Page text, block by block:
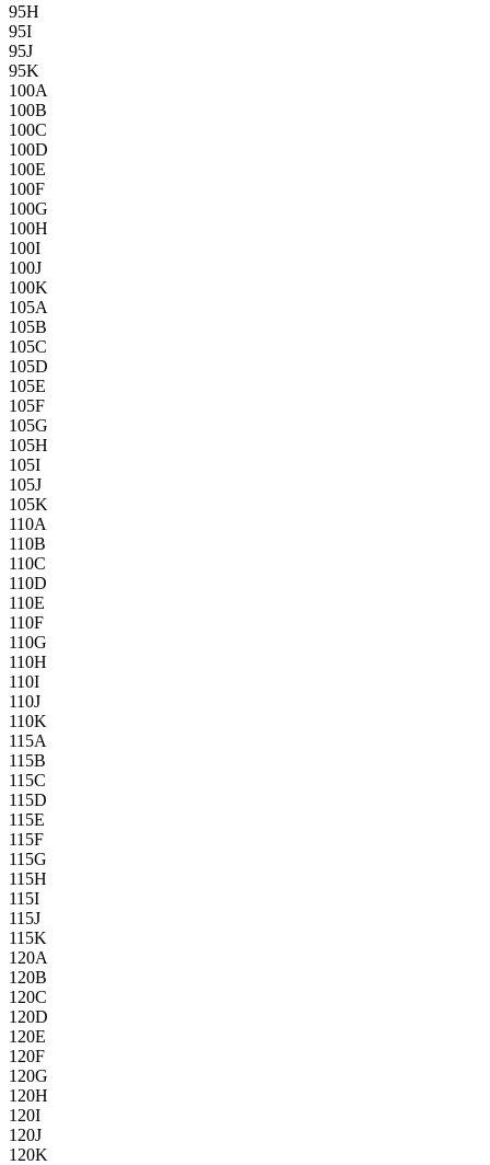
95H
95I
95J
95K
100A
100B
100C
100D
100E
100F
100G
100H
100I
100J
100K
105A
105B
105C
105D
105E
105F
105G
105H
105I
105J
105K
110A
110B
110C
110D
110E
110F
110G
110H
110I
110J
110K
115A
115B
115C
115D
115E
115F
115G
115H
115I
115J
115K
120A
120B
120C
120D
120E
120F
120G
120H
120I
120J
120K